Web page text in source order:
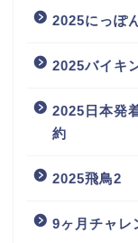
2025にっぽ
2025バイキ
2025日本発
約
2025飛鳥2
9ヶ月チャレ